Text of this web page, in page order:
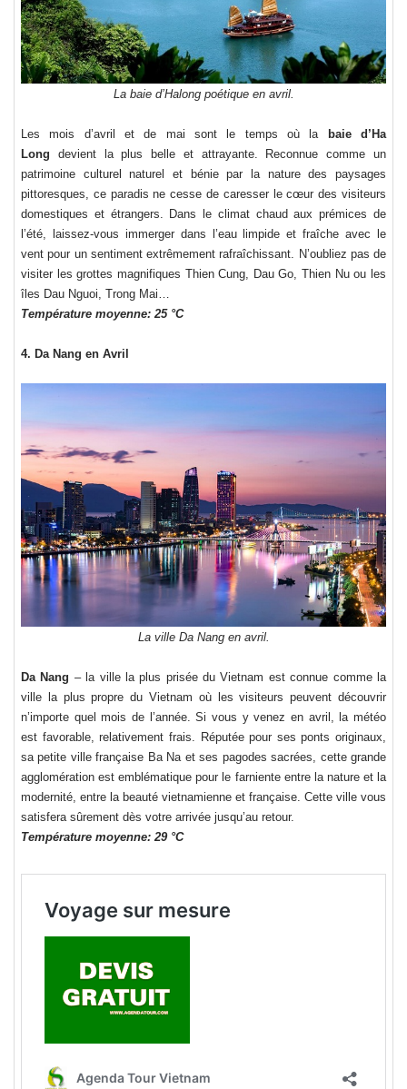
La baie d’Halong poétique en avril.
Les mois d’avril et de mai sont le temps où la baie d’Ha
Long devient la plus belle et attrayante. Reconnue comme un
patrimoine culturel naturel et bénie par la nature des paysages
pittoresques, ce paradis ne cesse de caresser le cœur des visiteurs
domestiques et étrangers. Dans le climat chaud aux prémices de
l’été, laissez-vous immerger dans l’eau limpide et fraîche avec le
vent pour un sentiment extrêmement rafraîchissant. N’oubliez pas de
visiter les grottes magnifiques Thien Cung, Dau Go, Thien Nu ou les
îles Dau Nguoi, Trong Mai…
Température moyenne: 25 °C
4. Da Nang en Avril
La ville Da Nang en avril.
Da Nang – la ville la plus prisée du Vietnam est connue comme la
ville la plus propre du Vietnam où les visiteurs peuvent découvrir
n’importe quel mois de l’année. Si vous y venez en avril, la météo
est favorable, relativement frais. Réputée pour ses ponts originaux,
sa petite ville française Ba Na et ses pagodes sacrées, cette grande
agglomération est emblématique pour le farniente entre la nature et la
modernité, entre la beauté vietnamienne et française. Cette ville vous
satisfera sûrement dès votre arrivée jusqu’au retour.
Température moyenne: 29 °C